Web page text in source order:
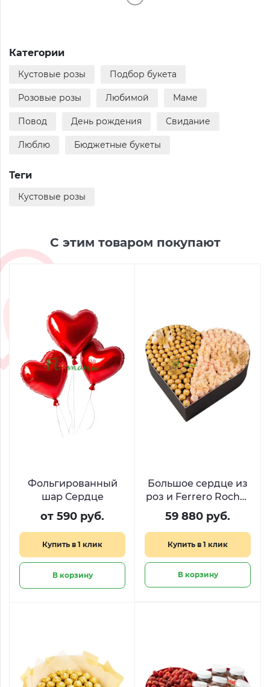
Категории
Кустовые розы Подбор букета
Розовые розы Любимой Маме
Повод День рождения Свидание
Люблю Бюджетные букеты
Теги
Кустовые розы
С этим товаром покупают
Фольгированный
шар Сердце
от 590 руб.
Купить в 1 клик
В корзину
Большое сердце из
роз и Ferrero Rocher
«Слияние сердец»
59 880 руб.
Купить в 1 клик
В корзину